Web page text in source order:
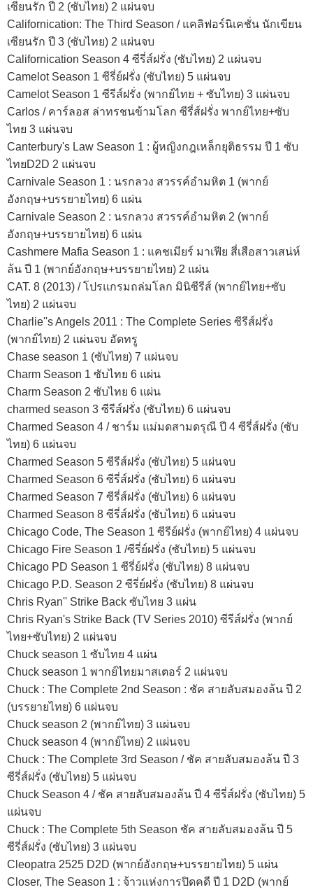
เซียนรัก ปี 2 (ซับไทย) 2 แผ่นจบ
Californication: The Third Season / แคลิฟอร์นิเคชั่น นักเขียน
เซียนรัก ปี 3 (ซับไทย) 2 แผ่นจบ
Californication Season 4 ซีรี่ส์ฝรั่ง (ซับไทย) 2 แผ่นจบ
Camelot Season 1 ซีรี่ย์ฝรั่ง (ซับไทย) 5 แผ่นจบ
Camelot Season 1 ซีรีส์ฝรั่ง (พากย์ไทย + ซับไทย) 3 แผ่นจบ
Carlos / คาร์ลอส ล่าทรชนข้ามโลก ซีรี่ส์ฝรั่ง พากย์ไทย+ซับ
ไทย 3 แผ่นจบ
Canterbury's Law Season 1 : ผู้หญิงกฎเหล็กยุติธรรม ปี 1 ซับ
ไทยD2D 2 แผ่นจบ
Carnivale Season 1 : นรกลวง สวรรค์อำมหิต 1 (พากย์
อังกฤษ+บรรยายไทย) 6 แผ่น
Carnivale Season 2 : นรกลวง สวรรค์อำมหิต 2 (พากย์
อังกฤษ+บรรยายไทย) 6 แผ่น
Cashmere Mafia Season 1 : แคชเมียร์ มาเฟีย สี่เสือสาวเสน่ห์
ล้น ปี 1 (พากย์อังกฤษ+บรรยายไทย) 2 แผ่น
CAT. 8 (2013) / โปรแกรมถล่มโลก มินิซีรีส์ (พากย์ไทย+ซับ
ไทย) 2 แผ่นจบ
Charlie''s Angels 2011 : The Complete Series ซีรีส์ฝรั่ง
(พากย์ไทย) 2 แผ่นจบ อัดทรู
Chase season 1 (ซับไทย) 7 แผ่นจบ
Charm Season 1 ซับไทย 6 แผ่น
Charm Season 2 ซับไทย 6 แผ่น
charmed season 3 ซีรีส์ฝรั่ง (ซับไทย) 6 แผ่นจบ
Charmed Season 4 / ชาร์ม แม่มดสามดรุณี ปี 4 ซีรี่ส์ฝรั่ง (ซับ
ไทย) 6 แผ่นจบ
Charmed Season 5 ซีรีส์ฝรั่ง (ซับไทย) 5 แผ่นจบ
Charmed Season 6 ซีรี่ส์ฝรั่ง (ซับไทย) 6 แผ่นจบ
Charmed Season 7 ซีรี่ส์ฝรั่ง (ซับไทย) 6 แผ่นจบ
Charmed Season 8 ซีรี่ส์ฝรั่ง (ซับไทย) 6 แผ่นจบ
Chicago Code, The Season 1 ซีรีย์ฝรั่ง (พากย์ไทย) 4 แผ่นจบ
Chicago Fire Season 1 /ซีรี่ย์ฝรั่ง (ซับไทย) 5 แผ่นจบ
Chicago PD Season 1 ซีรี่ย์ฝรั่ง (ซับไทย) 8 แผ่นจบ
Chicago P.D. Season 2 ซีรี่ย์ฝรั่ง (ซับไทย) 8 แผ่นจบ
Chris Ryan'' Strike Back ซับไทย 3 แผ่น
Chris Ryan's Strike Back (TV Series 2010) ซีรีส์ฝรั่ง (พากย์
ไทย+ซับไทย) 2 แผ่นจบ
Chuck season 1 ซับไทย 4 แผ่น
Chuck season 1 พากย์ไทยมาสเตอร์ 2 แผ่นจบ
Chuck : The Complete 2nd Season : ชัค สายลับสมองล้น ปี 2
(บรรยายไทย) 6 แผ่นจบ
Chuck season 2 (พากย์ไทย) 3 แผ่นจบ
Chuck season 4 (พากย์ไทย) 2 แผ่นจบ
Chuck : The Complete 3rd Season / ชัค สายลับสมองล้น ปี 3
ซีรี่ส์ฝรั่ง (ซับไทย) 5 แผ่นจบ
Chuck Season 4 / ชัค สายลับสมองล้น ปี 4 ซีรี่ส์ฝรั่ง (ซับไทย) 5
แผ่นจบ
Chuck : The Complete 5th Season ชัค สายลับสมองล้น ปี 5
ซีรี่ส์ฝรั่ง (ซับไทย) 3 แผ่นจบ
Cleopatra 2525 D2D (พากย์อังกฤษ+บรรยายไทย) 5 แผ่น
Closer, The Season 1 : จ้าวแห่งการปิดคดี ปี 1 D2D (พากย์